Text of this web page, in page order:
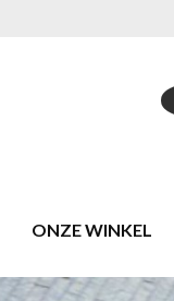
ONZE WINKEL